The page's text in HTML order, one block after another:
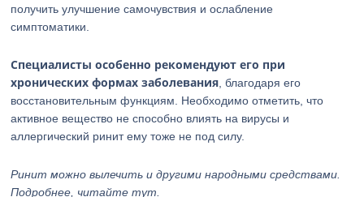
получить улучшение самочувствия и ослабление
симптоматики.
Специалисты особенно рекомендуют его при
хронических формах заболевания , благодаря его
восстановительным функциям. Необходимо отметить, что
активное вещество не способно влиять на вирусы и
аллергический ринит ему тоже не под силу.
Ринит можно вылечить и другими народными средствами.
Подробнее, читайте тут.